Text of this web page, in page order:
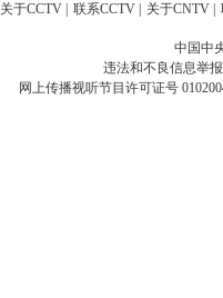
关于CCTV 联系CCTV 关于CNTV
中国中
违法和不良信息举报
网上传播视听节目许可证号